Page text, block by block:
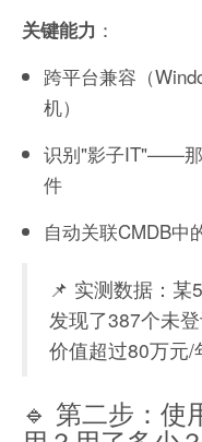
关键能力 ：
跨平台兼容（
机）
识别"影子IT"——那
件
自动关联CMDB中
📌 实测数据：
发现了387个未
价值超过80万元/
🔹 第二步：